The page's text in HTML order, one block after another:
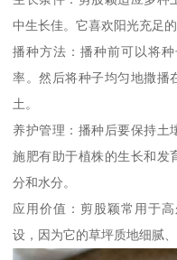
中生长佳。它喜欢阳光充足
播种方法：播种前可以将
率。然后将种子均匀地撒播
土。
养护管理：播种后要保持土
施肥有助于植株的生长和发
分和水分。
应用价值：剪股颖常用于
设，因为它的草坪质地细腻